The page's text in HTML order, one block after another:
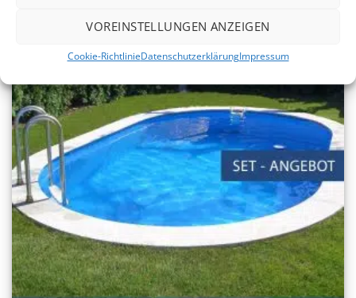
VOREINSTELLUNGEN ANZEIGEN
Cookie-RichtlinieDatenschutzerklärungImpressum